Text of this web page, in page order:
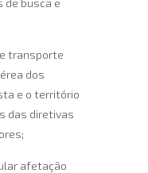
de busca e
transporte
dos
e o território
das diretivas
afetação